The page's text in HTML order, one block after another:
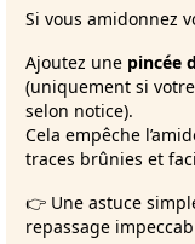
Si vous amidonnez
Ajoutez une pincée
(uniquement si
selon notice).
Cela empêche
traces brûnies et
👉 Une astuce
repassage